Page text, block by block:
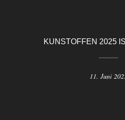
KUNSTOFFEN 2025
11. Juni